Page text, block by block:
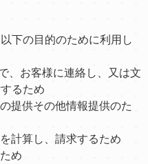
下の目的のために利用し
お客様に連絡し、又は文
るため
提供その他情報提供のた
計算し、請求するため
め